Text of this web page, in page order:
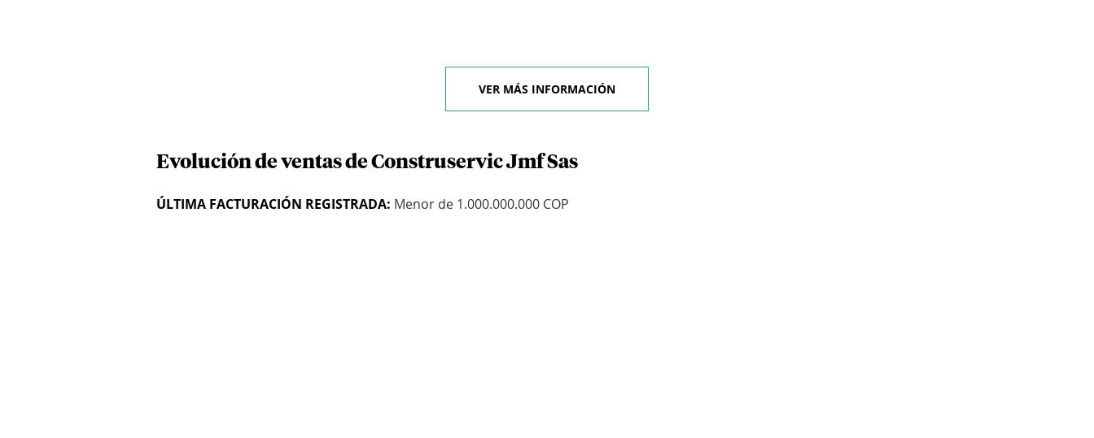
VER MÁS INFORMACIÓN
Evolución de ventas de Construservic Jmf Sas
ÚLTIMA FACTURACIÓN REGISTRADA: Menor de 1.000.000.000 COP